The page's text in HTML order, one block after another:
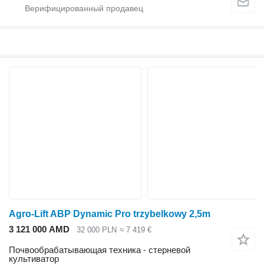
Agro-Lift ABP Dynamic Pro trzybelkowy 2,5m
3 121 000 AMD
32 000 PLN ≈ 7 419 €
Почвообрабатывающая техника - стерневой
культиватор